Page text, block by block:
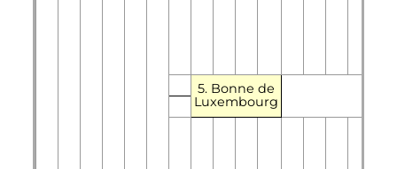
5. Bonne de
Luxembourg